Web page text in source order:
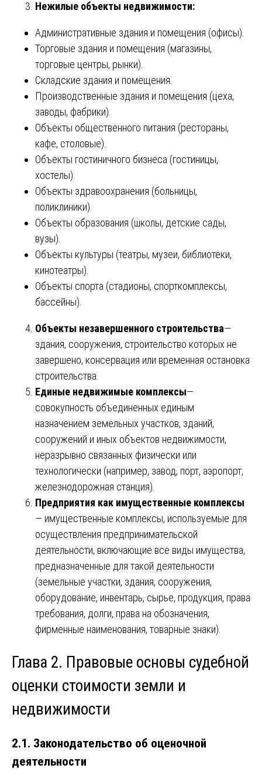
Нежилые объекты недвижимости:
Административные здания и помещения (офисы).
Торговые здания и помещения (магазины,
торговые центры, рынки).
Складские здания и помещения.
Производственные здания и помещения (цеха,
заводы, фабрики).
Объекты общественного питания (рестораны,
кафе, столовые).
Объекты гостиничного бизнеса (гостиницы,
хостелы).
Объекты здравоохранения (больницы,
поликлиники).
Объекты образования (школы, детские сады,
вузы).
Объекты культуры (театры, музеи, библиотеки,
кинотеатры).
Объекты спорта (стадионы, спорткомплексы,
бассейны).
Объекты незавершенного строительства—
здания, сооружения, строительство которых не
завершено, консервация или временная остановка
строительства.
Единые недвижимые комплексы—
совокупность объединенных единым
назначением земельных участков, зданий,
сооружений и иных объектов недвижимости,
неразрывно связанных физически или
технологически (например, завод, порт, аэропорт,
железнодорожная станция).
Предприятия как имущественные комплексы
— имущественные комплексы, используемые для
осуществления предпринимательской
деятельности, включающие все виды имущества,
предназначенные для такой деятельности
(земельные участки, здания, сооружения,
оборудование, инвентарь, сырье, продукция, права
требования, долги, права на обозначения,
фирменные наименования, товарные знаки).
Глава 2. Правовые основы судебной
оценки стоимости земли и
недвижимости
2.1. Законодательство об оценочной
деятельности